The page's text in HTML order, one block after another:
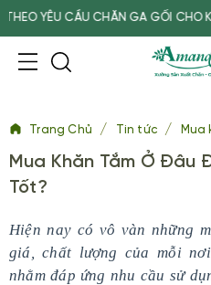
CẦU CHĂN GA GỐI CHO KHÁCH
Trang Chủ / Tin tức / Mua
Mua Khăn Tắm Ở Đâu
Tốt?
Hiện nay có vô vàn những
giá, chất lượng của mỗi
nhằm đáp ứng nhu cầu sử